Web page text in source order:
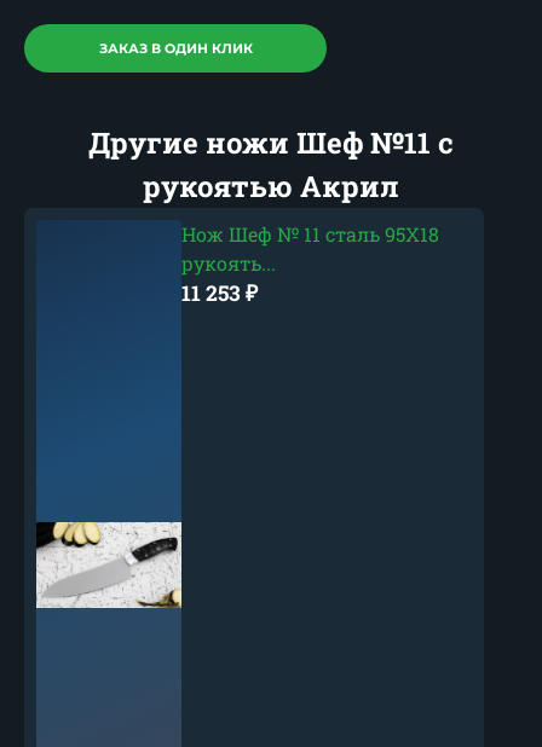
ЗАКАЗ В ОДИН КЛИК
Другие ножи Шеф №11 с
рукоятью Акрил
Нож Шеф № 11 сталь 95Х18
рукоять...
11 253 ₽